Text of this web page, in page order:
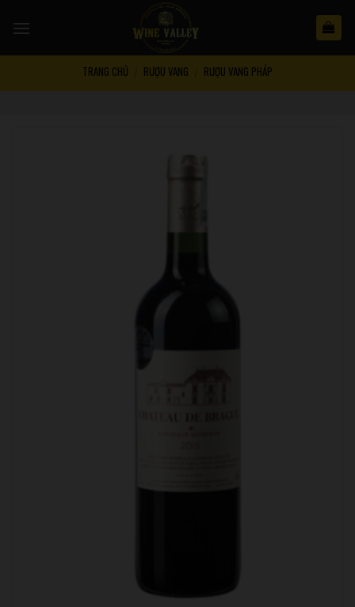
TRANG CHỦ RƯỢU VANG RƯỢU VANG PHÁP